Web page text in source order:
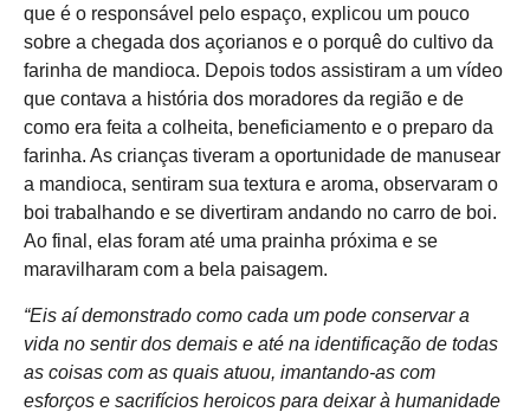
que é o responsável pelo espaço, explicou um pouco
sobre a chegada dos açorianos e o porquê do cultivo da
farinha de mandioca. Depois todos assistiram a um vídeo
que contava a história dos moradores da região e de
como era feita a colheita, beneficiamento e o preparo da
farinha. As crianças tiveram a oportunidade de manusear
a mandioca, sentiram sua textura e aroma, observaram o
boi trabalhando e se divertiram andando no carro de boi.
Ao final, elas foram até uma prainha próxima e se
maravilharam com a bela paisagem.
“Eis aí demonstrado como cada um pode conservar a
vida no sentir dos demais e até na identificação de todas
as coisas com as quais atuou, imantando-as com
esforços e sacrifícios heroicos para deixar à humanidade